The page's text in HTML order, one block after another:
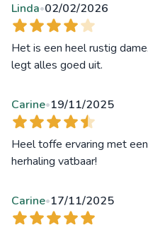
Linda•02/02/2026
Het is een heel rustig
legt alles goed uit.
Carine•19/11/2025
Heel toffe ervaring met
herhaling vatbaar!
Carine•17/11/2025